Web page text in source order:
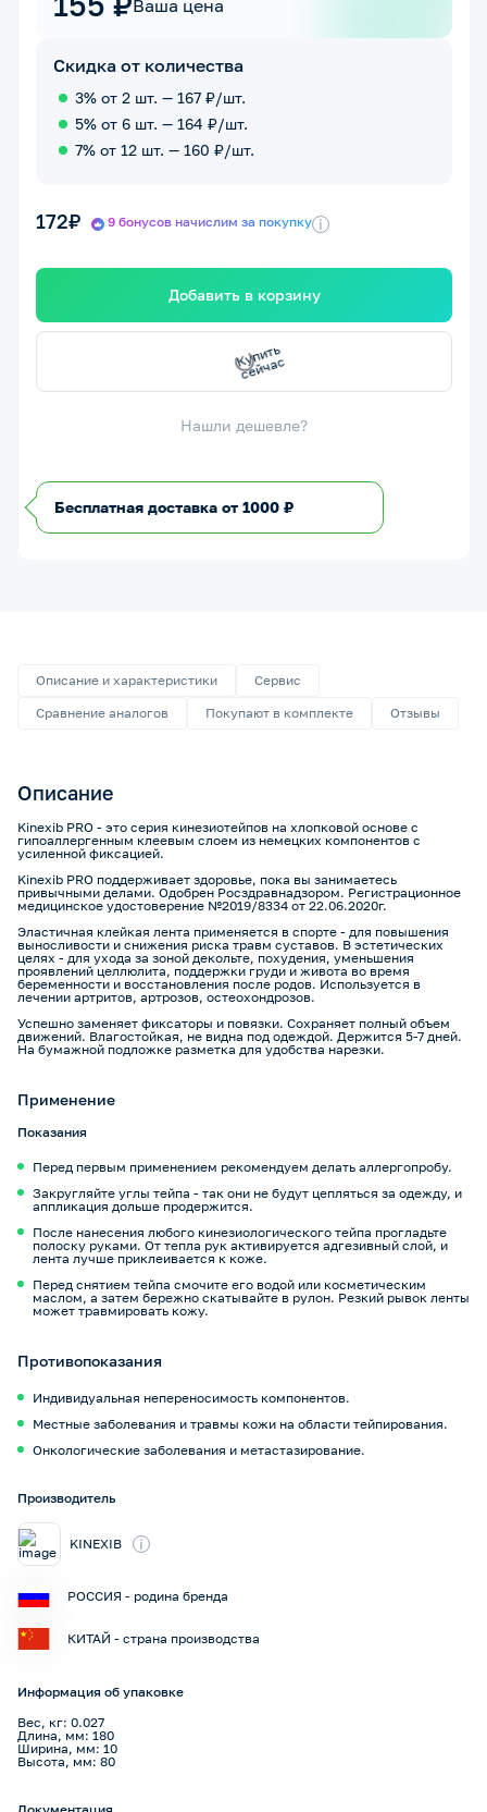
Ваша цена
Скидка от количества
3% от 2 шт. — 167 ₽/шт.
5% от 6 шт. — 164 ₽/шт.
7% от 12 шт. — 160 ₽/шт.
172₽ 9 бонусов начислим за покупку i
Добавить в корзину
Купить
сейчас
Нашли дешевле?
Бесплатная доставка от 1000 ₽
Описание и характеристики
Сервис
Сравнение аналогов
Покупают в комплекте Отзывы
Описание
Kinexib PRO - это серия кинезиотейпов на хлопковой основе с
гипоаллергенным клеевым слоем из немецких компонентов с
усиленной фиксацией.
Kinexib PRO поддерживает здоровье, пока вы занимаетесь
привычными делами. Одобрен Росздравнадзором. Регистрационное
медицинское удостоверение №2019/8334 от 22.06.2020г.
Эластичная клейкая лента применяется в спорте - для повышения
выносливости и снижения риска травм суставов. В эстетических
целях - для ухода за зоной декольте, похудения, уменьшения
проявлений целлюлита, поддержки груди и живота во время
беременности и восстановления после родов. Используется в
лечении артритов, артрозов, остеохондрозов.
Успешно заменяет фиксаторы и повязки. Сохраняет полный объем
движений. Влагостойкая, не видна под одеждой. Держится 5-7 дней.
На бумажной подложке разметка для удобства нарезки.
Применение
Показания
Перед первым применением рекомендуем делать аллергопробу.
Закругляйте углы тейпа - так они не будут цепляться за одежду, и
аппликация дольше продержится.
После нанесения любого кинезиологического тейпа прогладьте
полоску руками. От тепла рук активируется адгезивный слой, и
лента лучше приклеивается к коже.
Перед снятием тейпа смочите его водой или косметическим
маслом, а затем бережно скатывайте в рулон. Резкий рывок ленты
может травмировать кожу.
Противопоказания
Индивидуальная непереносимость компонентов.
Местные заболевания и травмы кожи на области тейпирования.
Онкологические заболевания и метастазирование.
Производитель
KINEXIB i
РОССИЯ - родина бренда
КИТАЙ - страна производства
Информация об упаковке
Вес, кг: 0.027
Длина, мм: 180
Ширина, мм: 10
Высота, мм: 80